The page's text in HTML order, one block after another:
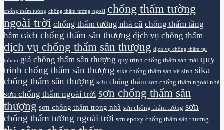
chống thấm tường chống thấm tường ngoài chống thấm tường
ngoài trời chống thấm tường nhà cũ chống thấm tầng
hầm cách chống thấm sân thượng dịch vụ chống thấm
dịch vụ chống thấm sân thượng dịch vụ chống thấm tại
tphcm giá chống thấm sân thượng quy trình chống thấm sàn mái quy
trình chống thấm sân thượng sika chống thấm sàn vệ sinh sika
chống thấm sân thượng sơn chống thấm sơn chống thấm ngoài nhà
sơn chống thấm ngoài trời sơn chống thấm sân
thượng sơn chống thấm trong nhà sơn chống thấm tường sơn
chống thấm tường ngoài trời sơn epoxy chống thấm sân thượng